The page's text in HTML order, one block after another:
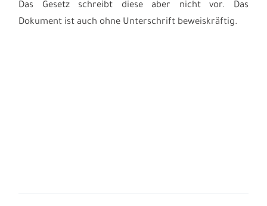
Das Gesetz schreibt diese aber nicht vor. Das
Dokument ist auch ohne Unterschrift beweiskräftig.